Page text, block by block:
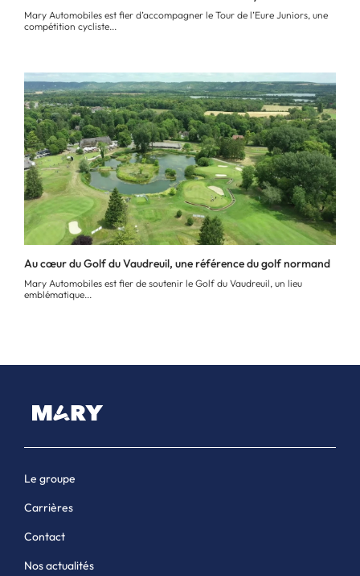
Mary Automobiles est fier d’accompagner le Tour de l’Eure Juniors, une
compétition cycliste...
Au cœur du Golf du Vaudreuil, une référence du golf normand
Mary Automobiles est fier de soutenir le Golf du Vaudreuil, un lieu
emblématique...
Le groupe
Carrières
Contact
Nos actualités